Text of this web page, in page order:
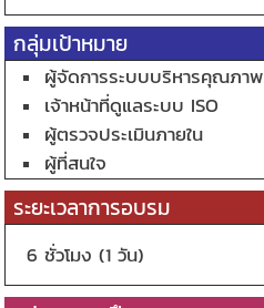
กลุ่มเป้าหมาย
ผู้จัดการระบบบริหารคุณภาพ
เจ้าหน้าที่ดูแลระบบ ISO
ผู้ตรวจประเมินภายใน
ผู้ที่สนใจ
ระยะเวลาการอบรม
6 ชั่วโมง (1 วัน)